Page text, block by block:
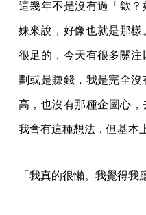
這幾年不是沒有過「欸
妹來說，好像也就是那
很足的，今天有很多關
劃或是賺錢，我是完全
高，也沒有那種企圖心
我會有這種想法，但基本
「我真的很懶。我覺得我